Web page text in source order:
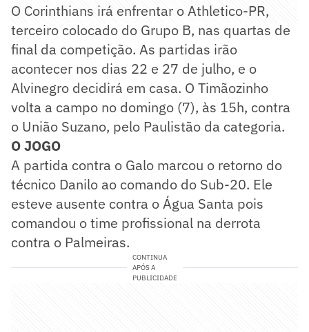
O Corinthians irá enfrentar o Athletico-PR,
terceiro colocado do Grupo B, nas quartas de
final da competição. As partidas irão
acontecer nos dias 22 e 27 de julho, e o
Alvinegro decidirá em casa. O Timãozinho
volta a campo no domingo (7), às 15h, contra
o União Suzano, pelo Paulistão da categoria.
O JOGO
A partida contra o Galo marcou o retorno do
técnico Danilo ao comando do Sub-20. Ele
esteve ausente contra o Água Santa pois
comandou o time profissional na derrota
contra o Palmeiras.
CONTINUA
APÓS A
PUBLICIDADE